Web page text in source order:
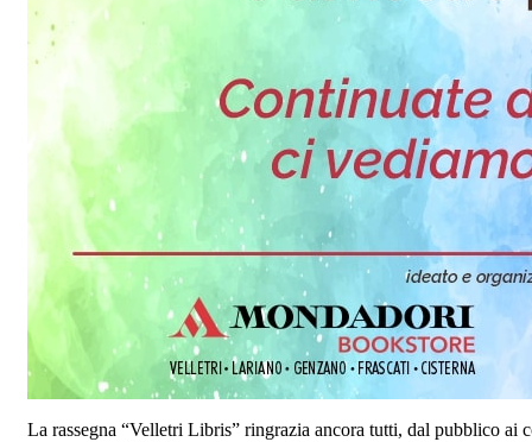
La rassegna “Velletri Libris” ringrazia ancora tutti, dal pubblico